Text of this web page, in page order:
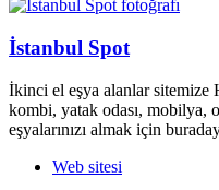
İstanbul Spot
İkinci el eşya alanlar sitemize
kombi, yatak odası, mobilya,
eşyalarınızı almak için
Web sitesi